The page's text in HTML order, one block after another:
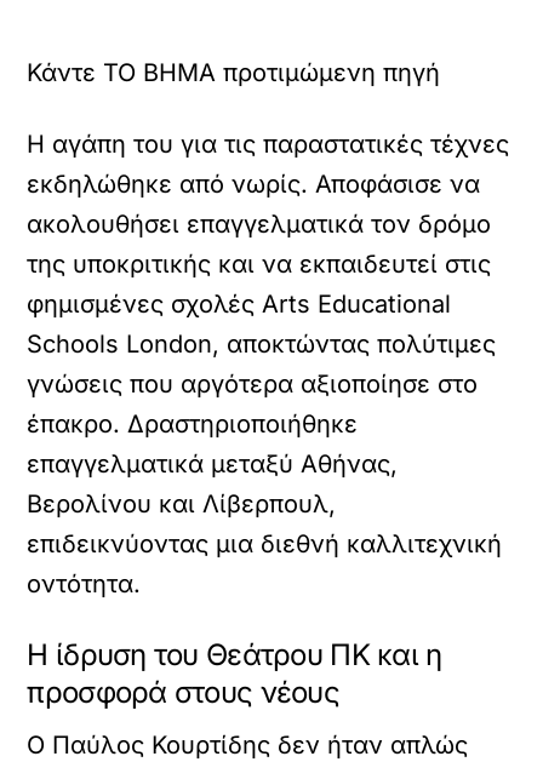
Κάντε TO BHMA προτιμώμενη πηγή
Η αγάπη του για τις παραστατικές τέχνες
εκδηλώθηκε από νωρίς. Αποφάσισε να
ακολουθήσει επαγγελματικά τον δρόμο
της υποκριτικής και να εκπαιδευτεί στις
φημισμένες σχολές Arts Educational
Schools London, αποκτώντας πολύτιμες
γνώσεις που αργότερα αξιοποίησε στο
έπακρο. Δραστηριοποιήθηκε
επαγγελματικά μεταξύ Αθήνας,
Βερολίνου και Λίβερπουλ,
επιδεικνύοντας μια διεθνή καλλιτεχνική
οντότητα.
Η ίδρυση του Θεάτρου ΠΚ και η
προσφορά στους νέους
Ο Παύλος Κουρτίδης δεν ήταν απλώς